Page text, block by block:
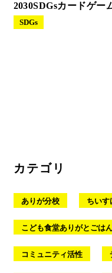
2030SDGsカードゲー
SDGs
カテゴリ
ありが分校 ちいす
こども食堂ありがとごは
コミュニティ活性